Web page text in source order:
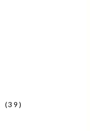
(39)